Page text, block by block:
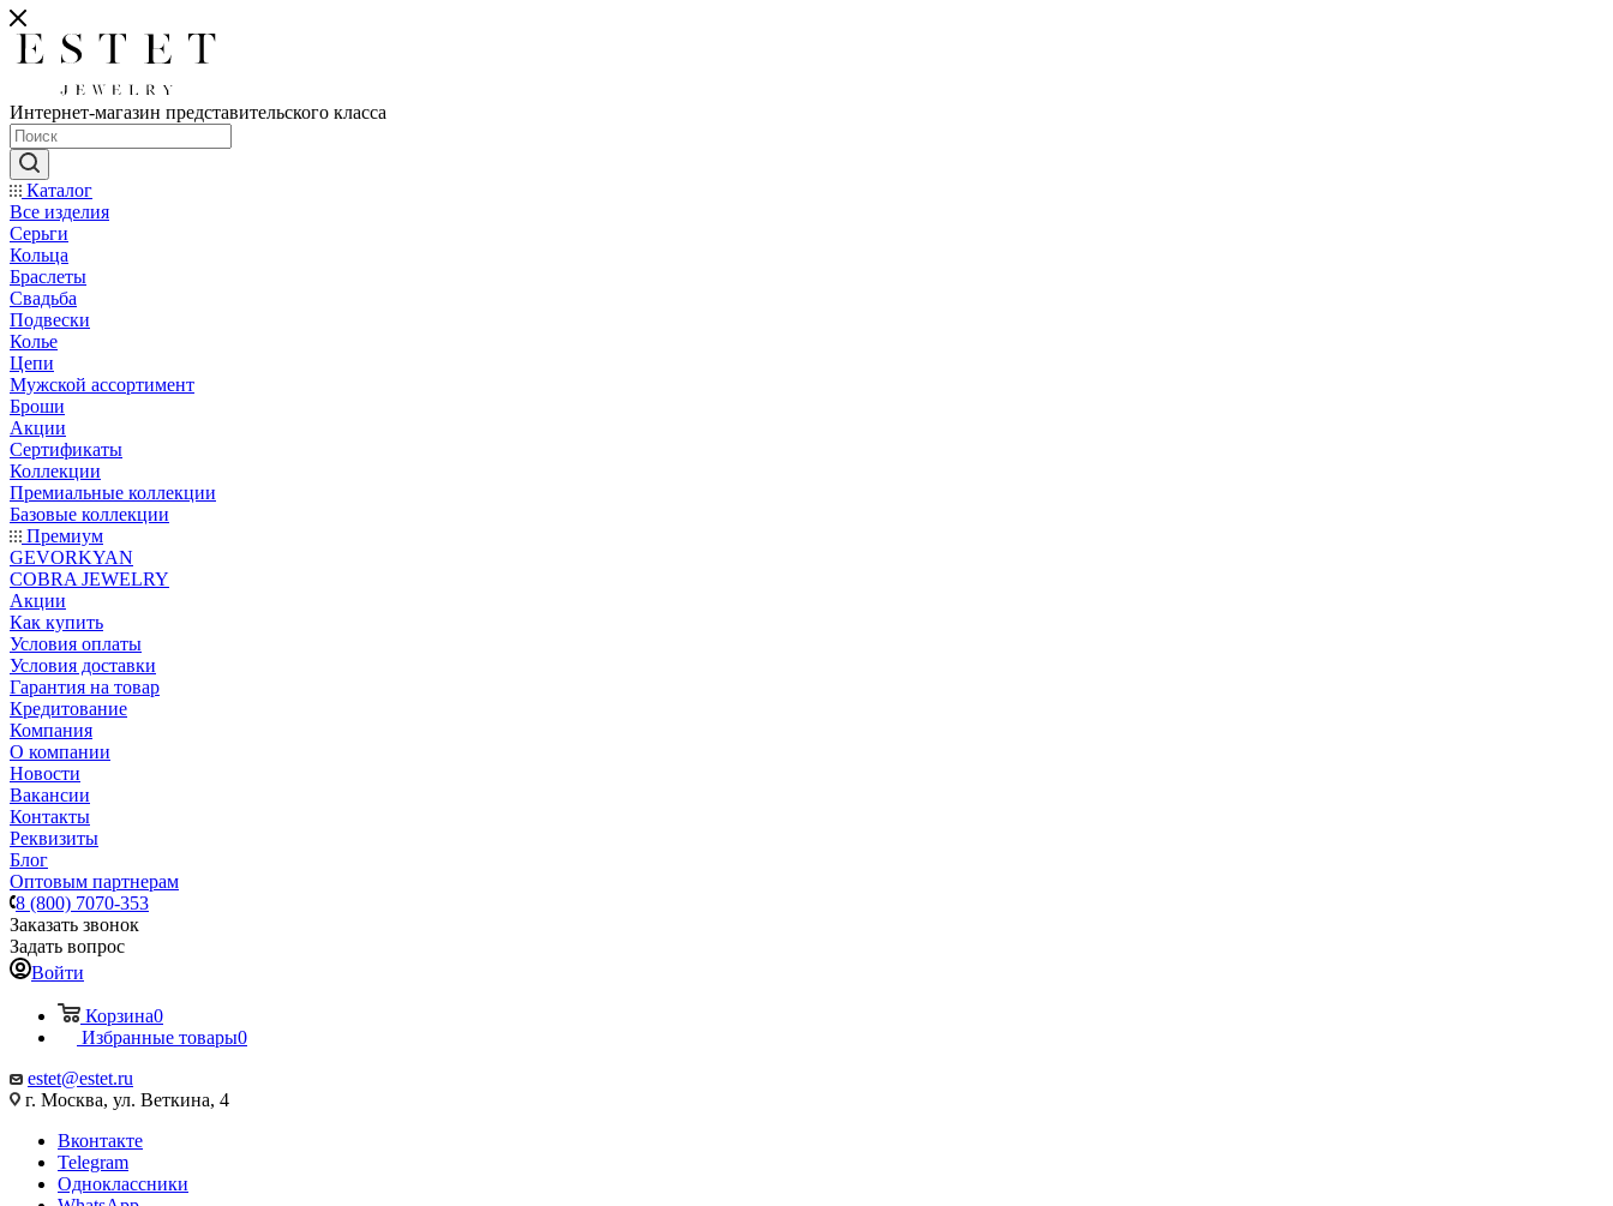
Интернет-магазин представительского класса
Каталог
Все изделия
Серьги
Кольца
Браслеты
Свадьба
Подвески
Колье
Цепи
Мужской ассортимент
Броши
Акции
Сертификаты
Коллекции
Премиальные коллекции
Базовые коллекции
Премиум
GEVORKYAN
COBRA JEWELRY
Акции
Как купить
Условия оплаты
Условия доставки
Гарантия на товар
Кредитование
Компания
О компании
Новости
Вакансии
Контакты
Реквизиты
Блог
Оптовым партнерам
8 (800) 7070-353
Заказать звонок
Задать вопрос
Войти
Корзина0
Избранные товары0
estet@estet.ru
г. Москва, ул. Веткина, 4
Вконтакте
Telegram
Одноклассники